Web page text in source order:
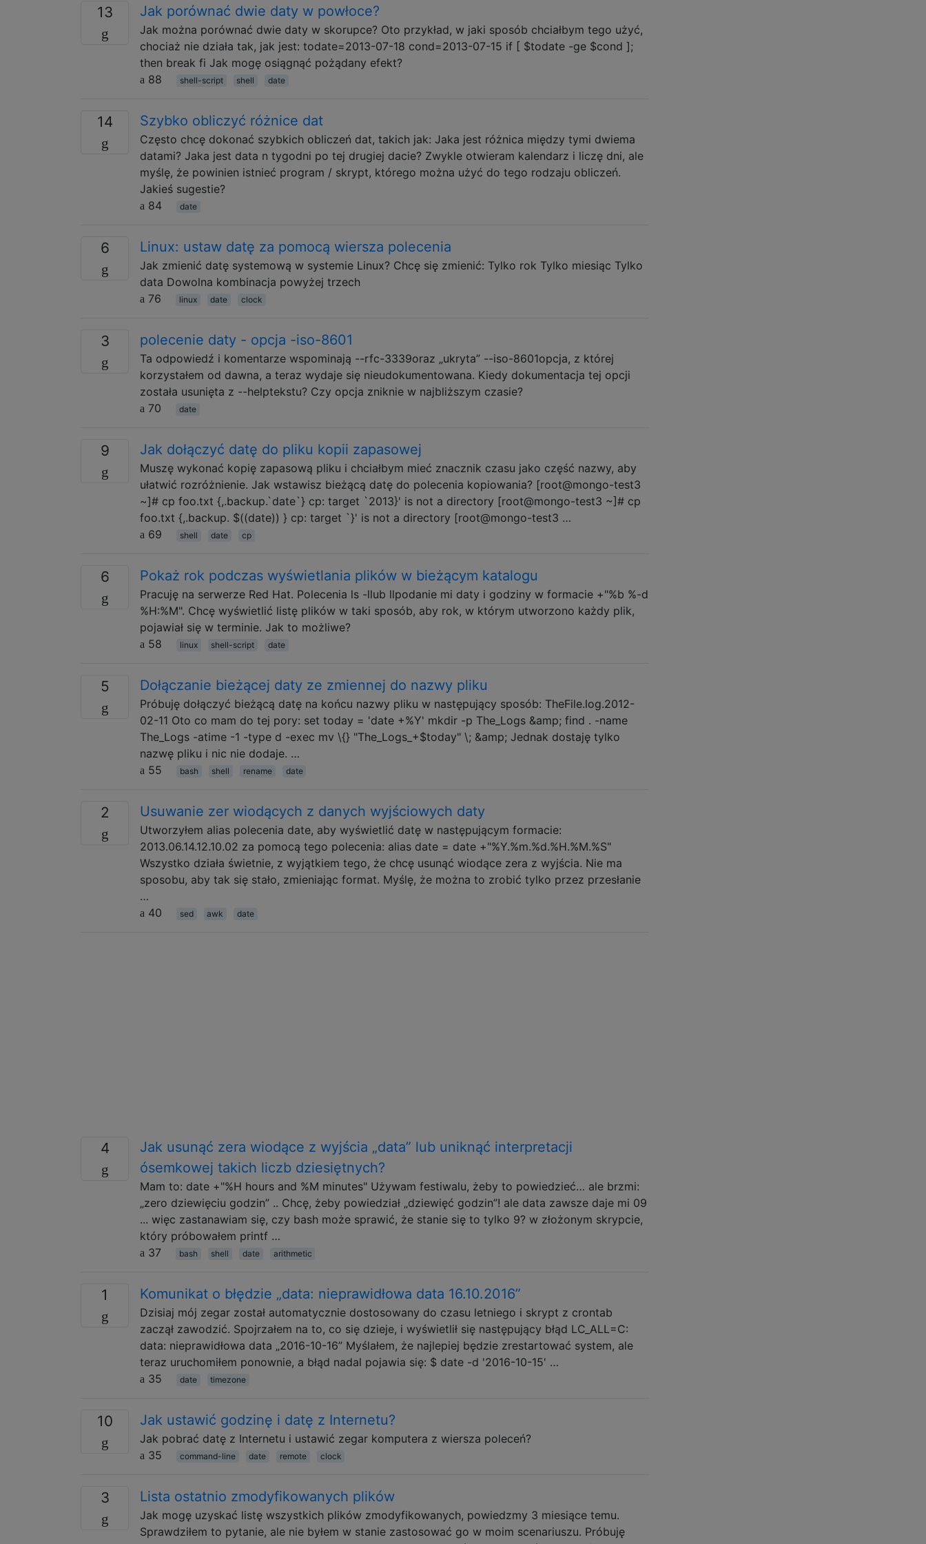
13 Jak porównać dwie daty w powłoce?
Jak można porównać dwie daty w skorupce? Oto przykład, w jaki sposób chciałbym tego użyć,
chociaż nie działa tak, jak jest: todate=2013-07-18 cond=2013-07-15 if [ $todate -ge $cond ];
then break fi Jak mogę osiągnąć pożądany efekt?
88
shell-script shell date
14 Szybko obliczyć różnice dat
Często chcę dokonać szybkich obliczeń dat, takich jak: Jaka jest różnica między tymi dwiema
datami? Jaka jest data n tygodni po tej drugiej dacie? Zwykle otwieram kalendarz i liczę dni, ale
myślę, że powinien istnieć program / skrypt, którego można użyć do tego rodzaju obliczeń.
Jakieś sugestie?
84
date
6 Linux: ustaw datę za pomocą wiersza polecenia
Jak zmienić datę systemową w systemie Linux? Chcę się zmienić: Tylko rok Tylko miesiąc Tylko
data Dowolna kombinacja powyżej trzech
76
linux date clock
3 polecenie daty - opcja -iso-8601
Ta odpowiedź i komentarze wspominają --rfc-3339oraz „ukryta” --iso-8601opcja, z której
korzystałem od dawna, a teraz wydaje się nieudokumentowana. Kiedy dokumentacja tej opcji
została usunięta z --helptekstu? Czy opcja zniknie w najbliższym czasie?
70
date
9 Jak dołączyć datę do pliku kopii zapasowej
Muszę wykonać kopię zapasową pliku i chciałbym mieć znacznik czasu jako część nazwy, aby
ułatwić rozróżnienie. Jak wstawisz bieżącą datę do polecenia kopiowania? [root@mongo-test3
~]# cp foo.txt {,.backup.`date`} cp: target `2013}' is not a directory [root@mongo-test3 ~]# cp
foo.txt {,.backup. $((date)) } cp: target `}' is not a directory [root@mongo-test3 …
69
shell date cp
6 Pokaż rok podczas wyświetlania plików w bieżącym katalogu
Pracuję na serwerze Red Hat. Polecenia ls -llub llpodanie mi daty i godziny w formacie +"%b %-d
%H:%M". Chcę wyświetlić listę plików w taki sposób, aby rok, w którym utworzono każdy plik,
pojawiał się w terminie. Jak to możliwe?
58
linux shell-script date
5 Dołączanie bieżącej daty ze zmiennej do nazwy pliku
Próbuję dołączyć bieżącą datę na końcu nazwy pliku w następujący sposób: TheFile.log.2012-
02-11 Oto co mam do tej pory: set today = 'date +%Y' mkdir -p The_Logs &amp; find . -name
The_Logs -atime -1 -type d -exec mv \{} "The_Logs_+$today" \; &amp; Jednak dostaję tylko
nazwę pliku i nic nie dodaje. …
55
bash shell rename date
2 Usuwanie zer wiodących z danych wyjściowych daty
Utworzyłem alias polecenia date, aby wyświetlić datę w następującym formacie:
2013.06.14.12.10.02 za pomocą tego polecenia: alias date = date +"%Y.%m.%d.%H.%M.%S"
Wszystko działa świetnie, z wyjątkiem tego, że chcę usunąć wiodące zera z wyjścia. Nie ma
sposobu, aby tak się stało, zmieniając format. Myślę, że można to zrobić tylko przez przesłanie
…
40
sed awk date
4
Jak usunąć zera wiodące z wyjścia „data” lub uniknąć interpretacji
ósemkowej takich liczb dziesiętnych?
Mam to: date +"%H hours and %M minutes" Używam festiwalu, żeby to powiedzieć… ale brzmi:
„zero dziewięciu godzin” .. Chcę, żeby powiedział „dziewięć godzin”! ale data zawsze daje mi 09
... więc zastanawiam się, czy bash może sprawić, że stanie się to tylko 9? w złożonym skrypcie,
który próbowałem printf …
37
bash shell date arithmetic
1 Komunikat o błędzie „data: nieprawidłowa data 16.10.2016”
Dzisiaj mój zegar został automatycznie dostosowany do czasu letniego i skrypt z crontab
zaczął zawodzić. Spojrzałem na to, co się dzieje, i wyświetlił się następujący błąd LC_ALL=C:
data: nieprawidłowa data „2016-10-16” Myślałem, że najlepiej będzie zrestartować system, ale
teraz uruchomiłem ponownie, a błąd nadal pojawia się: $ date -d '2016-10-15' …
35
date timezone
10 Jak ustawić godzinę i datę z Internetu?
Jak pobrać datę z Internetu i ustawić zegar komputera z wiersza poleceń?
35
command-line date remote clock
3 Lista ostatnio zmodyfikowanych plików
Jak mogę uzyskać listę wszystkich plików zmodyfikowanych, powiedzmy 3 miesiące temu.
Sprawdziłem to pytanie, ale nie byłem w stanie zastosować go w moim scenariuszu. Próbuję